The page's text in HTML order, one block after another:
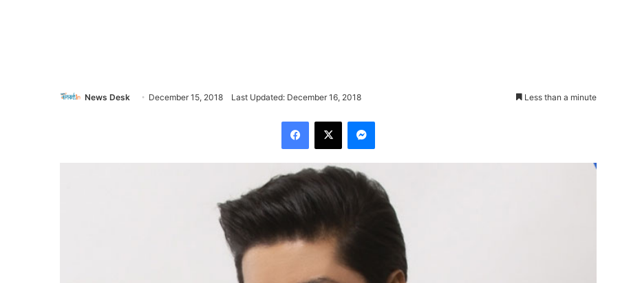
News Desk December 15, 2018 Last Updated: December 16, 2018 Less than a minute